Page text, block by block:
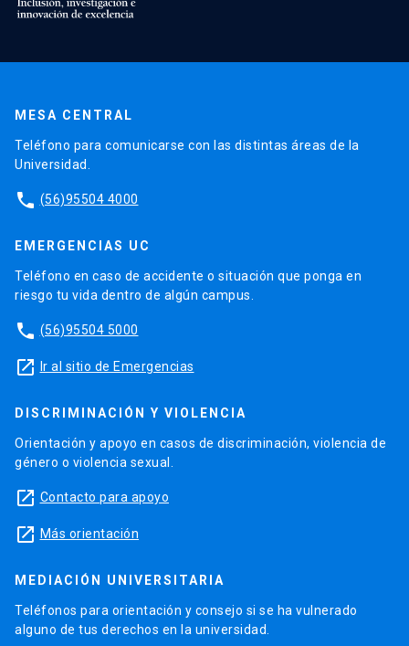
MESA CENTRAL
Teléfono para comunicarse con las distintas áreas de la
Universidad.
phone (56)95504 4000
EMERGENCIAS UC
Teléfono en caso de accidente o situación que ponga en
riesgo tu vida dentro de algún campus.
phone (56)95504 5000
launch Ir al sitio de Emergencias
DISCRIMINACIÓN Y VIOLENCIA
Orientación y apoyo en casos de discriminación, violencia de
género o violencia sexual.
launch Contacto para apoyo
launch Más orientación
MEDIACIÓN UNIVERSITARIA
Teléfonos para orientación y consejo si se ha vulnerado
alguno de tus derechos en la universidad.